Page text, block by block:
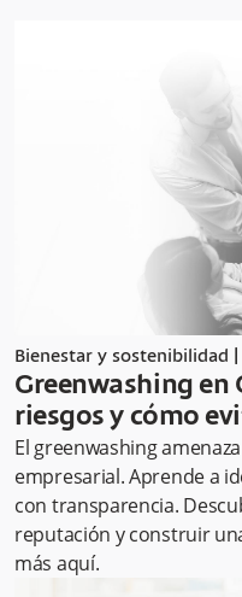
Bienestar y sostenibilidad
Greenwashing en
riesgos y cómo
El greenwashing
empresarial. Aprende a
con transparencia.
reputación y construir
más aquí.